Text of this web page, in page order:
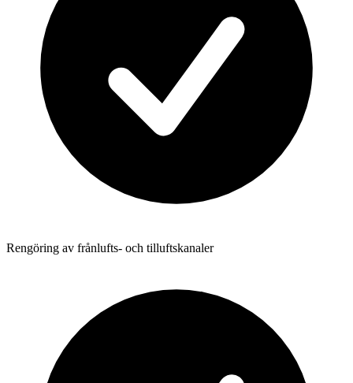
Rengöring av frånlufts- och tilluftskanaler